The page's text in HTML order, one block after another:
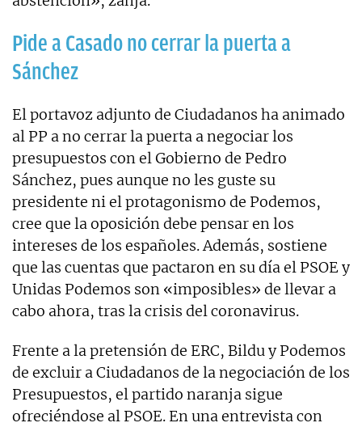
Pide a Casado no cerrar la puerta a
Sánchez
El portavoz adjunto de Ciudadanos ha animado
al PP a no cerrar la puerta a negociar los
presupuestos con el Gobierno de Pedro
Sánchez, pues aunque no les guste su
presidente ni el protagonismo de Podemos,
cree que la oposición debe pensar en los
intereses de los españoles. Además, sostiene
que las cuentas que pactaron en su día el PSOE y
Unidas Podemos son «imposibles» de llevar a
cabo ahora, tras la crisis del coronavirus.
Frente a la pretensión de ERC, Bildu y Podemos
de excluir a Ciudadanos de la negociación de los
Presupuestos, el partido naranja sigue
ofreciéndose al PSOE. En una entrevista con